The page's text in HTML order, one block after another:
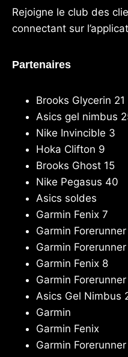
Rejoigne le club des
connectant sur
Partenaires
Brooks Glycerin 21
Asics gel nimbus
Nike Invincible 3
Hoka Clifton 9
Brooks Ghost 15
Nike Pegasus 40
Asics soldes
Garmin Fenix 7
Garmin
Garmin
Garmin Fenix 8
Garmin Forerunner
Asics Gel Nimbus
Garmin
Garmin Fenix
Garmin